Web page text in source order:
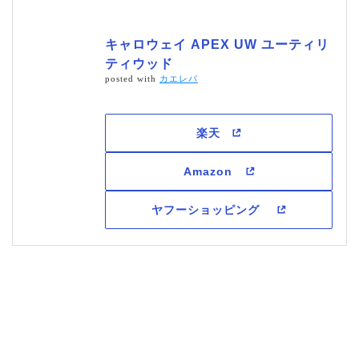
キャロウェイ APEX UW ユーティリ
ティウッド
posted with カエレバ